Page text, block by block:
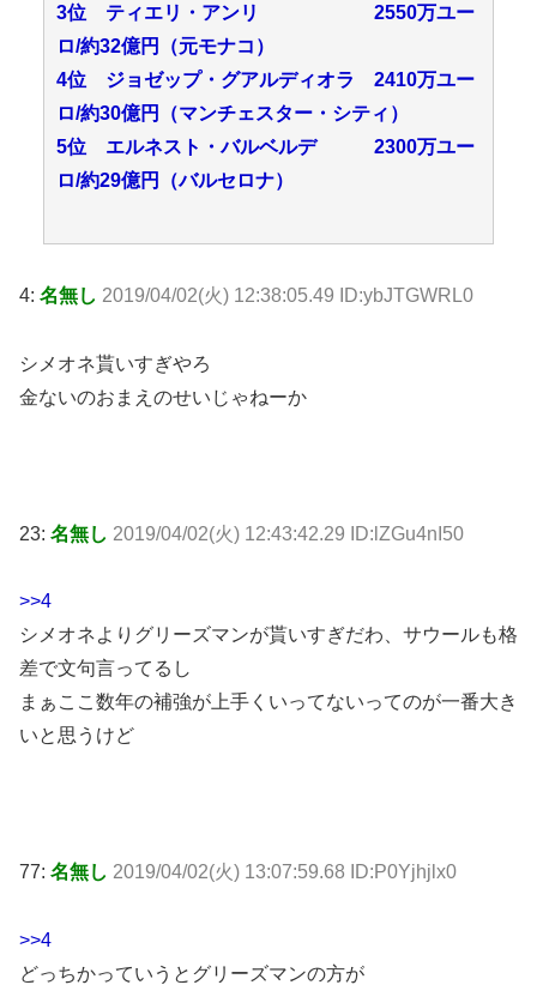
3位 ティエリ・アンリ 2550万ユー
ロ/約32億円（元モナコ）
4位 ジョゼップ・グアルディオラ 2410万ユー
ロ/約30億円（マンチェスター・シティ）
5位 エルネスト・バルベルデ 2300万ユー
ロ/約29億円（バルセロナ）
4: 名無し 2019/04/02(火) 12:38:05.49 ID:ybJTGWRL0
シメオネ貰いすぎやろ
金ないのおまえのせいじゃねーか
23: 名無し 2019/04/02(火) 12:43:42.29 ID:lZGu4nI50
>>4
シメオネよりグリーズマンが貰いすぎだわ、サウールも格
差で文句言ってるし
まぁここ数年の補強が上手くいってないってのが一番大き
いと思うけど
77: 名無し 2019/04/02(火) 13:07:59.68 ID:P0Yjhjlx0
>>4
どっちかっていうとグリーズマンの方が